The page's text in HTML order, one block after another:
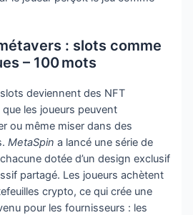
: slots comme
– 100 mots
deviennent des NFT
les joueurs peuvent
ou même miser dans des
MetaSpin a lancé une série de
dotée d’un design exclusif
partagé. Les joueurs achètent
crypto, ce qui crée une
pour les fournisseurs : les